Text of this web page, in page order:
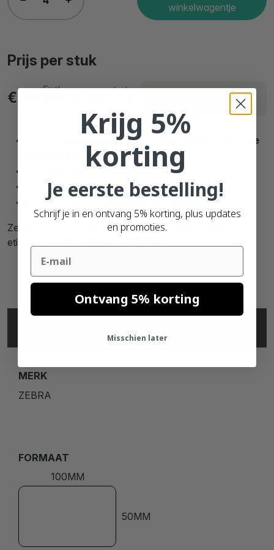
winkelwagentje
Prijs per stuk
Incl.
€ 11,
Excl.
Levering binnen 1
Op werkdagen voor 21:00 uur besteld,
dezelfde
dag verzonden
Niet goed, geld terug
Al meer dan90.000 tevreden klanten
Op rekening bestellen
Zebra (87000) compatible labels, 100mm x 50mm, 1.300
etiketten, 25mm kern, wit, permanent
MERK
ZEBRA
FORMAAT
100MM
50MM
Krijg 5%
korting
Je eerste bestelling!
Schrijf je in en ontvang 5% korting, plus updates
en promoties.
Email
Ontvang 5% korting
Misschien later